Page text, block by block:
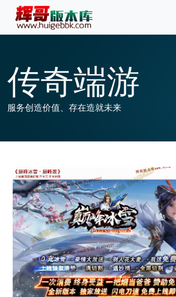
传奇端游
服务创造价值、存在造就未来